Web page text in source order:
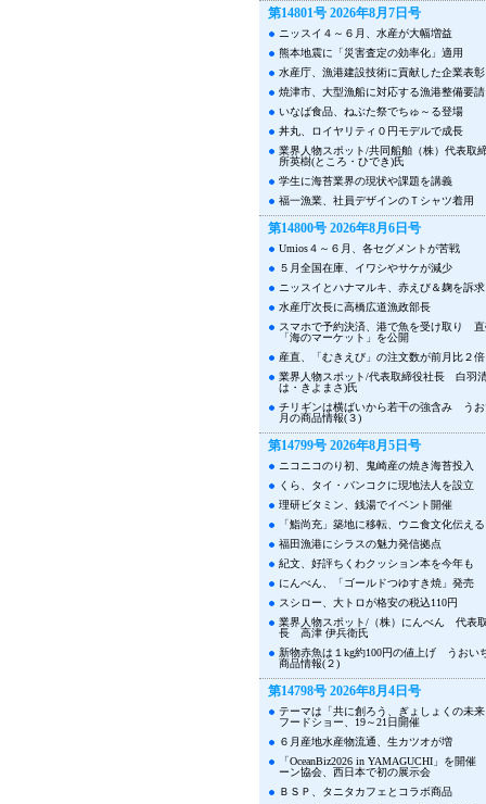
第14801号 2026年8月7日号
ニッスイ４～６月、水産が大幅増益
熊本地震に「災害査定の効率化」適用
水産庁、漁港建設技術に貢献した企業表彰
焼津市、大型漁船に対応する漁港整備要請
いなば食品、ねぶた祭でちゅ～る登場
丼丸、ロイヤリティ０円モデルで成長
業界人物スポット/共同船舶（株）代表
所英樹(ところ・ひでき)氏
学生に海苔業界の現状や課題を講義
福一漁業、社員デザインのＴシャツ着用
第14800号 2026年8月6日号
Umios４～６月、各セグメントが苦戦
５月全国在庫、イワシやサケが減少
ニッスイとハナマルキ、赤えび＆麹を訴求
水産庁次長に高橋広道漁政部長
スマホで予約決済、港で魚を受け取り
「海のマーケット」を公開
産直、「むきえび」の注文数が前月比２倍
業界人物スポット/代表取締役社長 白羽
は・きよまさ)氏
チリギンは横ばいから若干の強含み うお
月の商品情報(３)
第14799号 2026年8月5日号
ニコニコのり初、鬼崎産の焼き海苔投入
くら、タイ・バンコクに現地法人を設立
理研ビタミン、銭湯でイベント開催
「鮨尚充」築地に移転、ウニ食文化伝える
福田漁港にシラスの魅力発信拠点
紀文、好評ちくわクッション本を今年も
にんべん、「ゴールドつゆすき焼」発売
スシロー、大トロが格安の税込110円
業界人物スポット/（株）にんべん 代表
長 高津 伊兵衛氏
新物赤魚は１kg約100円の値上げ うおい
商品情報(２)
第14798号 2026年8月4日号
テーマは「共に創ろう、ぎょしょくの未
フードショー、19～21日開催
６月産地水産物流通、生カツオが増
「OceanBiz2026 in YAMAGUCHI」を開
ーン協会、西日本で初の展示会
ＢＳＰ、タニタカフェとコラボ商品